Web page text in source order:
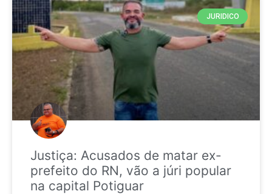
JURIDICO
Justiça: Acusados de matar ex-
prefeito do RN, vão a júri popular
na capital Potiguar